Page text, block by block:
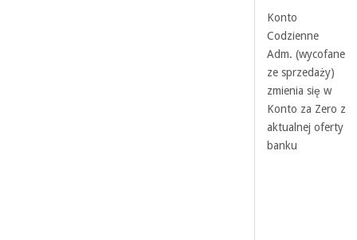
Konto
Codzienne
Adm. (wycofane
ze sprzedaży)
zmienia się w
Konto za Zero z
aktualnej oferty
banku